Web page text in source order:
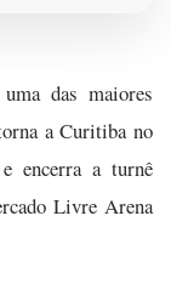
das maiores
a Curitiba no
encerra a turnê
Livre Arena